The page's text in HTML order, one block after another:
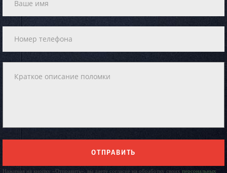
ОТПРАВИТЬ
Нажимая на кнопку «Отправить», вы даете согласие на обработку своих персональных